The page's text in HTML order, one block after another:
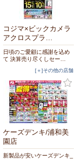
コジマ×ビックカメラ
アクロスプラ…
日頃のご愛顧に感謝を込め
て 決算売り尽くしセー…
[＋]その他の店舗
ケーズデンキ/浦和美
園店
新製品が安いケーズデンキ_